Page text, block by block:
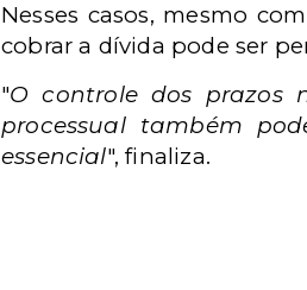
Nesses casos, mesmo
cobrar a dívida pode ser
"O controle dos prazos
processual também
essencial", finaliza.